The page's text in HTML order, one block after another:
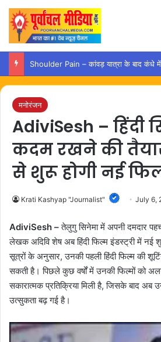
मनोरंजन
AdiviSesh – हिंदी
कदम रखने की
से शुरू होगी नई
Krati Kashyap "Journalist" July 6,
AdiviSesh –तेलुगु सिनेमा में अपनी दमदार
लेखक अदिवि शेष अब हिंदी फिल्म इंडस्ट्री में नई
सूत्रों के अनुसार, उनकी पहली हिंदी फिल्म की
सकती है। पिछले कुछ वर्षों में उनकी फिल्मों को
सकारात्मक प्रतिक्रिया मिली है, जिसके बाद
उत्सुकता बढ़ गई है।